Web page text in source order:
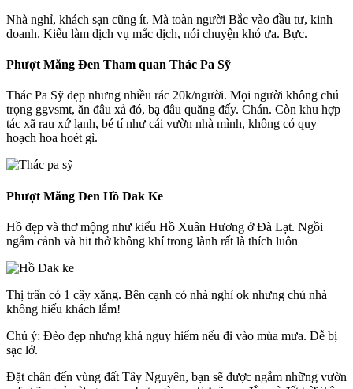
Nhà nghỉ, khách sạn cũng ít. Mà toàn người Bắc vào đầu tư, kinh
doanh. Kiểu làm dịch vụ mắc dịch, nói chuyện khó ưa. Bực.
Phượt Măng Đen Tham quan Thác Pa Sỹ
Thác Pa Sỹ đẹp nhưng nhiều rác 20k/người. Mọi người không chú
trọng ggvsmt, ăn đâu xả đó, bạ đâu quăng đấy. Chán. Còn khu hợp
tác xã rau xứ lạnh, bé tí như cái vườn nhà mình, không có quy
hoạch hoa hoét gì.
Phượt Măng Đen Hồ Đak Ke
Hồ đẹp và thơ mộng như kiểu Hồ Xuân Hương ở Đà Lạt. Ngồi
ngắm cảnh và hit thở không khí trong lành rất là thích luôn
Thị trấn có 1 cây xăng. Bên cạnh có nhà nghỉ ok nhưng chủ nhà
không hiếu khách lắm!
Chú ý: Đèo đẹp nhưng khá nguy hiểm nếu đi vào mùa mưa. Dễ bị
sạc lở.
Đặt chân đến vùng đất Tây Nguyên, bạn sẽ được ngắm những vườn